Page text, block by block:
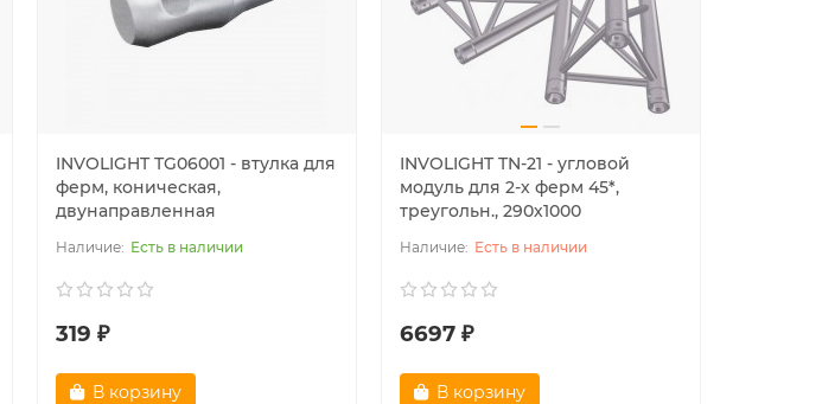
INVOLIGHT TG06001 - втулка для
ферм, коническая,
двунаправленная
Есть в наличии
319 ₽
В корзину
INVOLIGHT TN-21 - угловой
модуль для 2-х ферм 45*,
треугольн., 290х1000
Есть в наличии
6697 ₽
В корзину